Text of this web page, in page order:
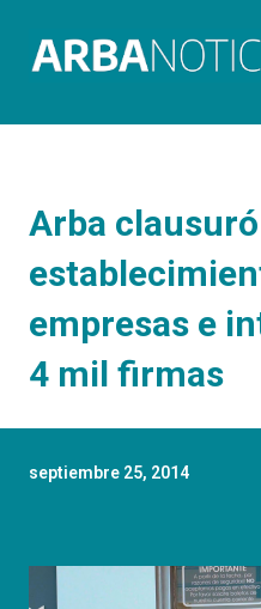
Arba
empresas e
4 mil firmas
septiembre 25, 2014